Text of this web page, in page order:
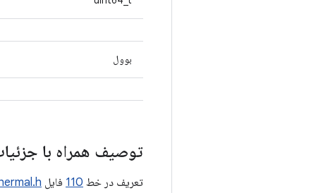
بوول
توصیف همراه با
تعریف در خط 110 فایل